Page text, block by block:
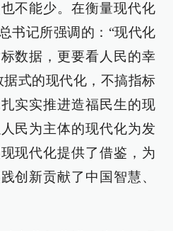
不能少。在衡量现代化
书记所强调的：“现代化
数据，更要看人民的幸
式的现代化，不搞指标
实实推进造福民生的现
民为主体的现代化为发
现代化提供了借鉴，为
创新贡献了中国智慧、